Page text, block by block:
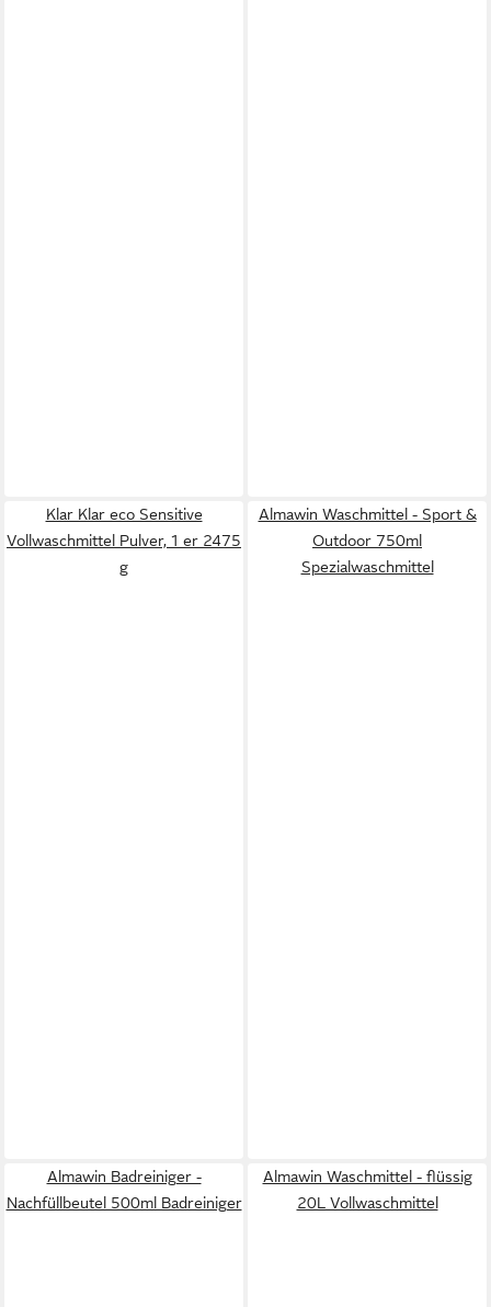
Klar Klar eco Sensitive
Vollwaschmittel Pulver, 1 er 2475
g
Almawin Waschmittel - Sport &
Outdoor 750ml
Spezialwaschmittel
Almawin Badreiniger -
Nachfüllbeutel 500ml Badreiniger
Almawin Waschmittel - flüssig
20L Vollwaschmittel